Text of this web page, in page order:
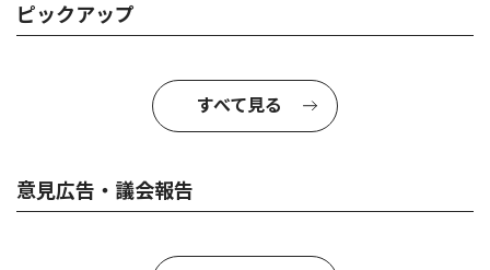
ピックアップ
すべて見る
意見広告・議会報告